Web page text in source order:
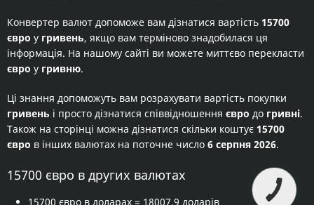
Конвертер валют допоможе вам дізнатися вартість 15700
євро у гривень, якщо вам терміново знадобилася ця
інформація. На нашому сайті ви можете миттєво перекласти
євро у гривню.
Ці знання допоможуть вам розрахувати вартість покупки
гривень і просто дізнатися співвідношення євро до гривні.
Також на сторінці можна дізнатися скільки коштує 15700
євро в інших валютах на поточне число 6 серпня 2026.
15700 євро в других валютах
15700 євро в доларах = 18007,9 доларів